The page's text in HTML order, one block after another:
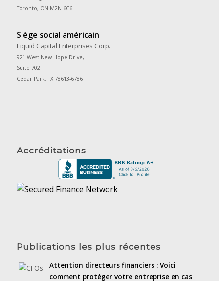
Toronto, ON M2N 6C6
Siège social américain
Liquid Capital Enterprises Corp.
921 West New Hope Drive,
Suite 702
Cedar Park, TX 78613-6786
Accréditations
Publications les plus récentes
Attention directeurs financiers : Voici
comment protéger votre entreprise en cas